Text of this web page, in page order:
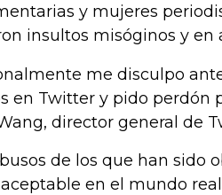
y mujeres
insultos misóginos y
me disculpo
en Twitter y pido perdón
director general de
de los que han sido
aceptable en el mundo